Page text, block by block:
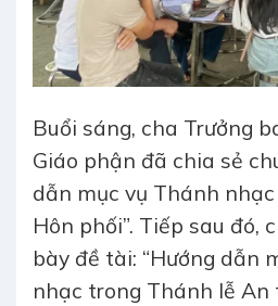
Buổi sáng, cha Trưởng
Giáo phận đã chia sẻ
dẫn mục vụ Thánh
Hôn phối”. Tiếp sau đó,
bày đề tài: “Hướng dẫn
nhạc trong Thánh lễ An